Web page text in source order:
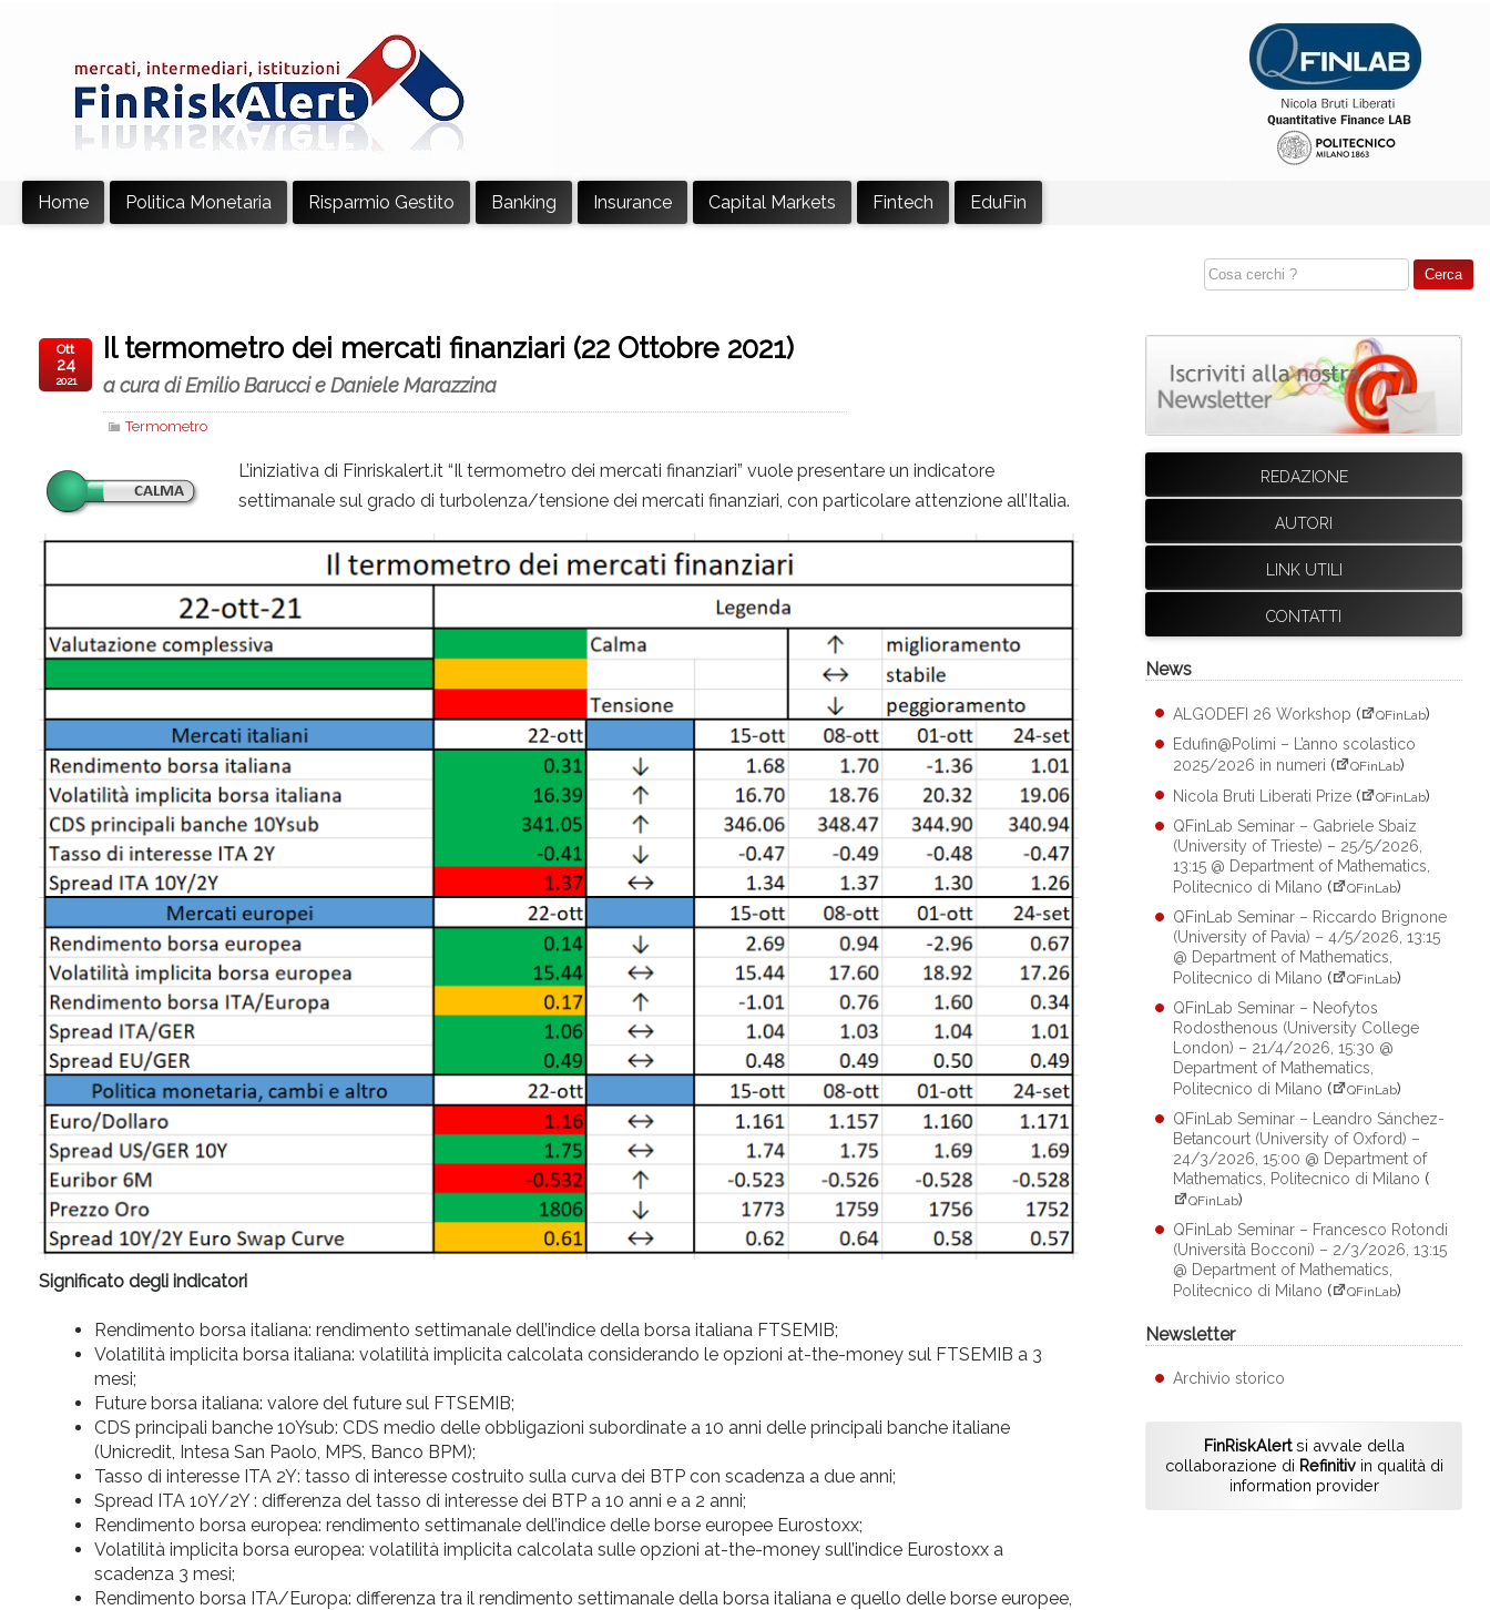
Home Politica Monetaria Risparmio Gestito Banking Insurance Capital Markets Fintech EduFin
Il termometro dei mercati finanziari (22 Ottobre 2021)
a cura di Emilio Barucci e Daniele Marazzina
Termometro
Ott
24
2021
L’iniziativa di Finriskalert.it “Il termometro dei mercati finanziari” vuole presentare un indicatore
settimanale sul grado di turbolenza/tensione dei mercati finanziari, con particolare attenzione all’Italia.
Significato degli indicatori
Rendimento borsa italiana: rendimento settimanale dell’indice della borsa italiana FTSEMIB;
Volatilità implicita borsa italiana: volatilità implicita calcolata considerando le opzioni at-the-money sul FTSEMIB a 3
mesi;
Future borsa italiana: valore del future sul FTSEMIB;
CDS principali banche 10Ysub: CDS medio delle obbligazioni subordinate a 10 anni delle principali banche italiane
(Unicredit, Intesa San Paolo, MPS, Banco BPM);
Tasso di interesse ITA 2Y: tasso di interesse costruito sulla curva dei BTP con scadenza a due anni;
Spread ITA 10Y/2Y : differenza del tasso di interesse dei BTP a 10 anni e a 2 anni;
Rendimento borsa europea: rendimento settimanale dell’indice delle borse europee Eurostoxx;
Volatilità implicita borsa europea: volatilità implicita calcolata sulle opzioni at-the-money sull’indice Eurostoxx a
scadenza 3 mesi;
Rendimento borsa ITA/Europa: differenza tra il rendimento settimanale della borsa italiana e quello delle borse europee,
REDAZIONE
AUTORI
LINK UTILI
CONTATTI
News
ALGODEFI 26 Workshop ( QFinLab)
Edufin@Polimi – L’anno scolastico
2025/2026 in numeri ( QFinLab)
Nicola Bruti Liberati Prize ( QFinLab)
QFinLab Seminar – Gabriele Sbaiz
(University of Trieste) – 25/5/2026,
13:15 @ Department of Mathematics,
Politecnico di Milano ( QFinLab)
QFinLab Seminar – Riccardo Brignone
(University of Pavia) – 4/5/2026, 13:15
@ Department of Mathematics,
Politecnico di Milano ( QFinLab)
QFinLab Seminar – Neofytos
Rodosthenous (University College
London) – 21/4/2026, 15:30 @
Department of Mathematics,
Politecnico di Milano ( QFinLab)
QFinLab Seminar – Leandro Sánchez-
Betancourt (University of Oxford) –
24/3/2026, 15:00 @ Department of
Mathematics, Politecnico di Milano (
QFinLab)
QFinLab Seminar – Francesco Rotondi
(Università Bocconi) – 2/3/2026, 13:15
@ Department of Mathematics,
Politecnico di Milano ( QFinLab)
Newsletter
Archivio storico
FinRiskAlertsi avvale della
collaborazione di Refinitivin qualità di
information provider